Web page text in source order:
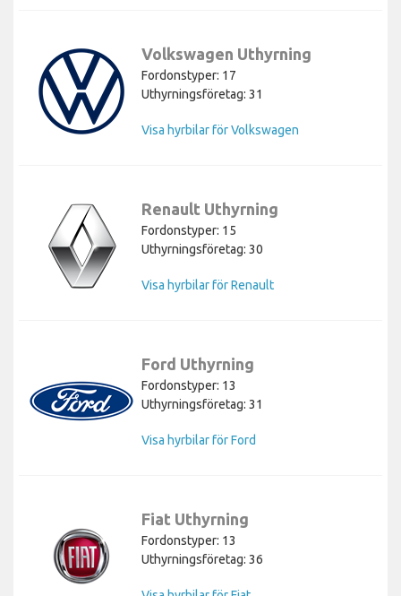
Volkswagen Uthyrning
Fordonstyper: 17
Uthyrningsföretag: 31
Visa hyrbilar för Volkswagen
Renault Uthyrning
Fordonstyper: 15
Uthyrningsföretag: 30
Visa hyrbilar för Renault
Ford Uthyrning
Fordonstyper: 13
Uthyrningsföretag: 31
Visa hyrbilar för Ford
Fiat Uthyrning
Fordonstyper: 13
Uthyrningsföretag: 36